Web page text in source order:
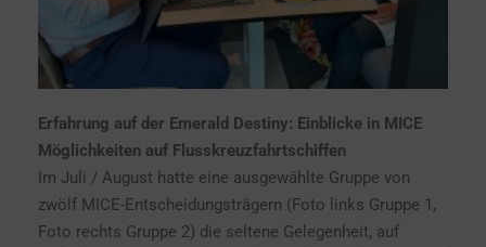
Erfahrung auf der Emerald Destiny: Einblicke in MICE
Möglichkeiten auf Flusskreuzfahrtschiffen
Im Juli / August hatte eine ausgewählte Gruppe von
zwölf MICE-Entscheidungsträgern (Foto links Gruppe 1,
Foto rechts Gruppe 2) die seltene Gelegenheit, auf